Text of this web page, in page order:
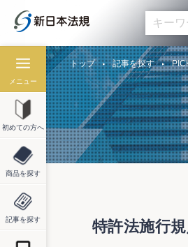
メニュー
初めての方へ
商品を探す
記事を探す
トップ 記事を探す
特許法施行